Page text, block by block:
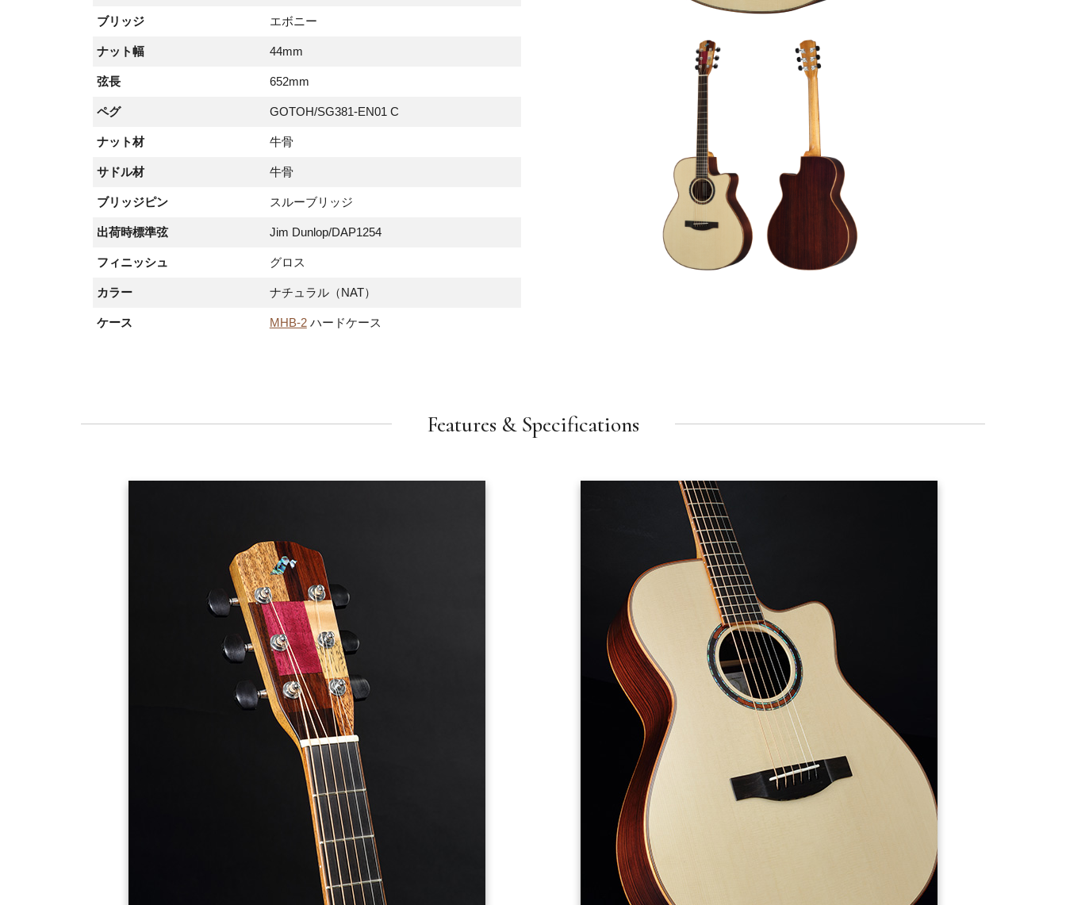
ブリッジ エボニー
ナット幅 44mm
弦長 652mm
ペグ GOTOH/SG381-EN01 C
ナット材 牛骨
サドル材 牛骨
ブリッジピン スルーブリッジ
出荷時標準弦 Jim Dunlop/DAP1254
フィニッシュ グロス
カラー ナチュラル（NAT）
ケース MHB-2ハードケース
Features & Specifications